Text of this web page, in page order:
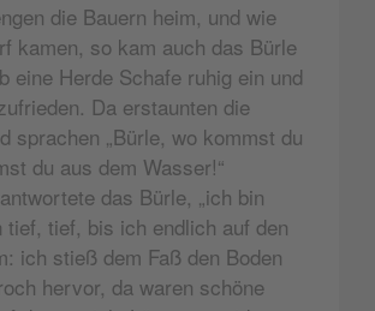
die Bauern heim, und wie
kamen, so kam auch das Bürle
eine Herde Schafe ruhig ein und
Da erstaunten die
sprachen „Bürle, wo kommst du
du aus dem Wasser!“
das Bürle, „ich bin
tief, tief, bis ich endlich auf den
ich stieß dem Faß den Boden
hervor, da waren schöne